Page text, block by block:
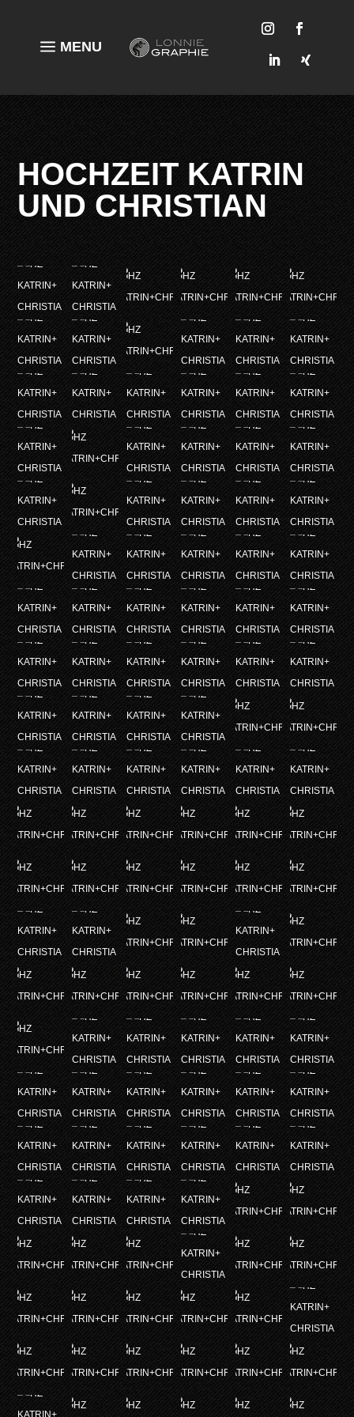
a MENU
HOCHZEIT KATRIN
UND CHRISTIAN